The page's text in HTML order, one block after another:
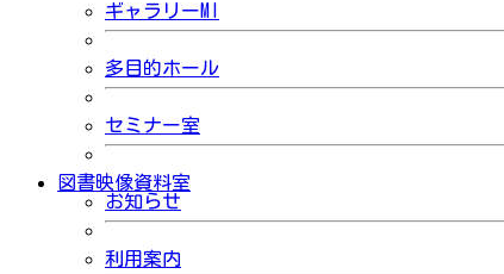
ギャラリーMI
多目的ホール
セミナー室
図書映像資料室
お知らせ
利用案内